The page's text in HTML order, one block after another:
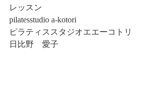
レッスン
pilatesstudio a-kotori
ピラティススタジオエエーコトリ
日比野　愛子